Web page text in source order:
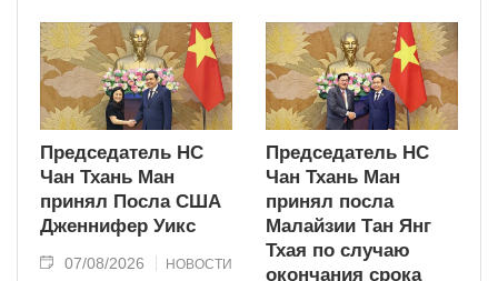
Председатель НС
Чан Тхань Ман
принял Посла США
Дженнифер Уикс
07/08/2026 НОВОСТИ
Председатель НС
Чан Тхань Ман
принял посла
Малайзии Тан Янг
Тхая по случаю
окончания срока